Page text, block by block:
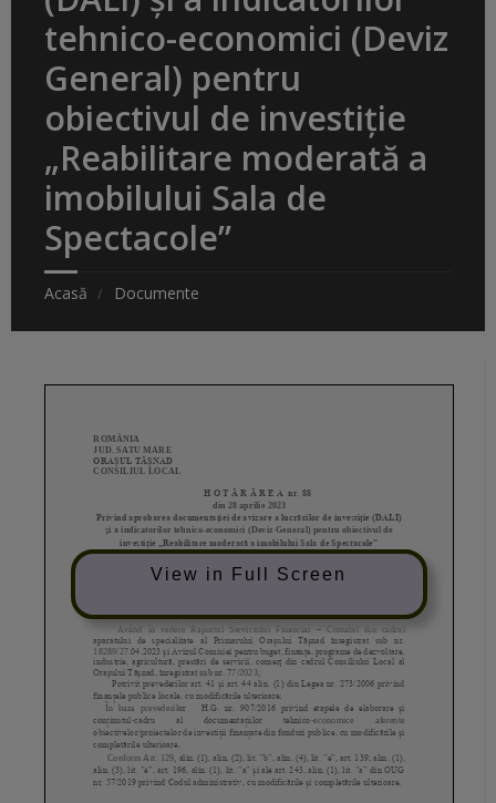
tehnico-economici (Deviz
General) pentru
obiectivul de investiție
„Reabilitare moderată a
imobilului Sala de
Spectacole”
Acasă Documente
View in Full Screen